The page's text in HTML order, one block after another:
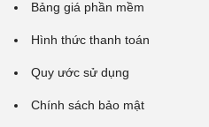
Bảng giá phần mềm
Hình thức thanh toán
Quy ước sử dụng
Chính sách bảo mật